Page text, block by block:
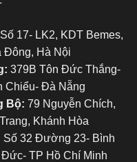
Số 17- LK2, KDT Bemes,
Đông, Hà Nội
379B Tôn Đức Thắng-
Chiểu- Đà Nẵng
Bộ: 79 Nguyễn Chích,
Khánh Hòa
Số 32 Đường 23- Bình
TP Hồ Chí Minh